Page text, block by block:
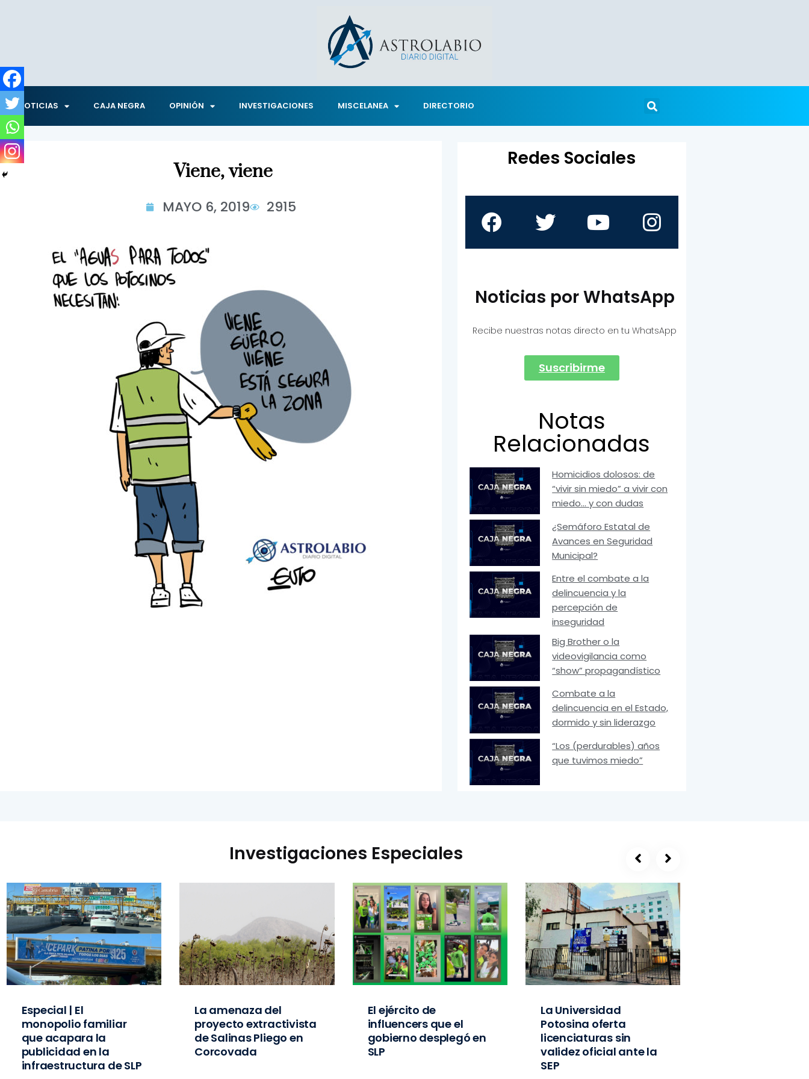
NOTICIAS CAJA NEGRA OPINIÓN INVESTIGACIONES MISCELANEA DIRECTORIO
Viene, viene
MAYO 6, 2019 2915
Redes Sociales
Noticias por WhatsApp
Recibe nuestras notas directo en tu WhatsApp
Suscribirme
Notas
Relacionadas
Homicidios dolosos: de
“vivir sin miedo” a vivir con
miedo… y con dudas
¿Semáforo Estatal de
Avances en Seguridad
Municipal?
Entre el combate a la
delincuencia y la
percepción de
inseguridad
Big Brother o la
videovigilancia como
“show” propagandístico
Combate a la
delincuencia en el Estado,
dormido y sin liderazgo
“Los (perdurables) años
que tuvimos miedo”
Investigaciones Especiales
Especial | El
monopolio familiar
que acapara la
publicidad en la
infraestructura de SLP
La amenaza del
proyecto extractivista
de Salinas Pliego en
Corcovada
El ejército de
influencers que el
gobierno desplegó en
SLP
La Universidad
Potosina oferta
licenciaturas sin
validez oficial ante la
SEP